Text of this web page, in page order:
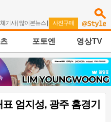
기사| 많이본뉴스 | 사진구매
포토엔 영상TV
엄지성, 광주 홈경기